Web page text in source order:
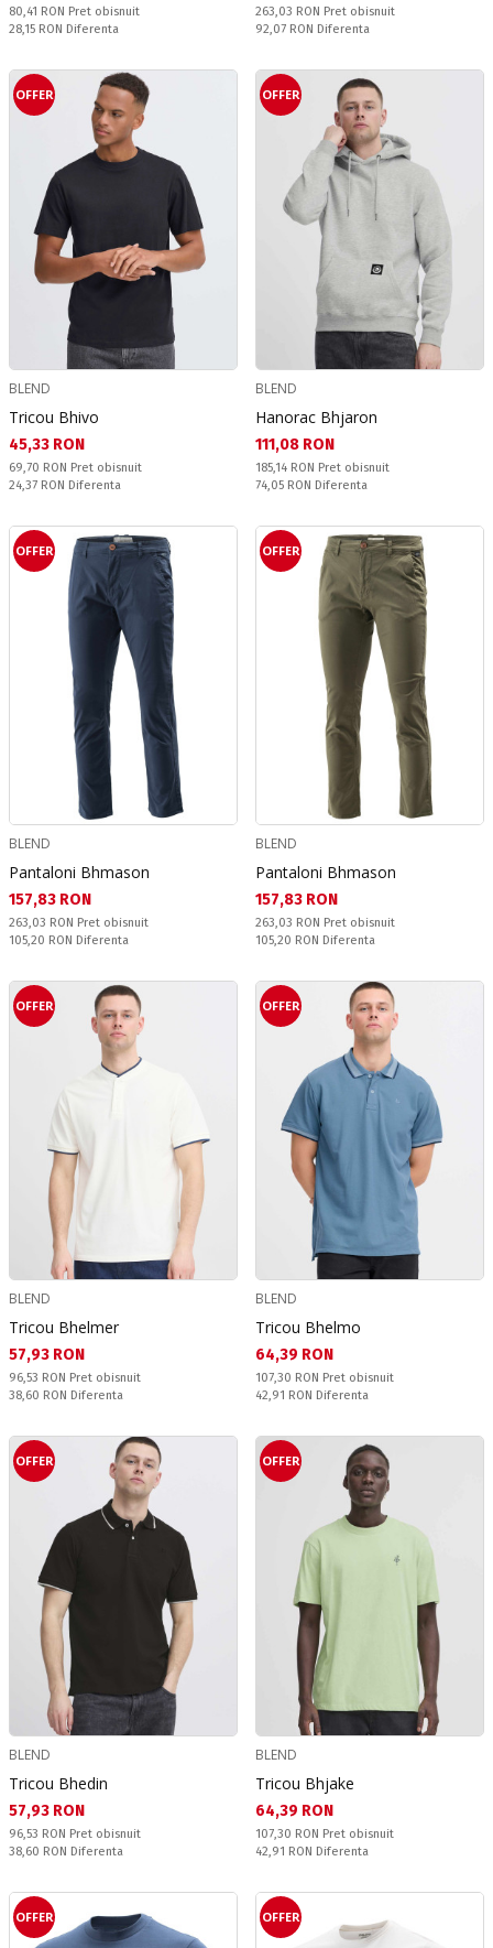
Pret obisnuit:
80,41 RON Pret obisnuit
Спестявате:
28,15 RON Diferenta
Pret obisnuit:
263,03 RON Pret obisnuit
Спестявате:
92,07 RON Diferenta
OFFER
BLEND
Tricou Bhivo
Текуща цена:
45,33 RON
Pret obisnuit:
69,70 RON Pret obisnuit
Спестявате:
24,37 RON Diferenta
OFFER
BLEND
Hanorac Bhjaron
Текуща цена:
111,08 RON
Pret obisnuit:
185,14 RON Pret obisnuit
Спестявате:
74,05 RON Diferenta
OFFER
BLEND
Pantaloni Bhmason
Текуща цена:
157,83 RON
Pret obisnuit:
263,03 RON Pret obisnuit
Спестявате:
105,20 RON Diferenta
OFFER
BLEND
Pantaloni Bhmason
Текуща цена:
157,83 RON
Pret obisnuit:
263,03 RON Pret obisnuit
Спестявате:
105,20 RON Diferenta
OFFER
BLEND
Tricou Bhelmer
Текуща цена:
57,93 RON
Pret obisnuit:
96,53 RON Pret obisnuit
Спестявате:
38,60 RON Diferenta
OFFER
BLEND
Tricou Bhelmo
Текуща цена:
64,39 RON
Pret obisnuit:
107,30 RON Pret obisnuit
Спестявате:
42,91 RON Diferenta
OFFER
BLEND
Tricou Bhedin
Текуща цена:
57,93 RON
Pret obisnuit:
96,53 RON Pret obisnuit
Спестявате:
38,60 RON Diferenta
OFFER
BLEND
Tricou Bhjake
Текуща цена:
64,39 RON
Pret obisnuit:
107,30 RON Pret obisnuit
Спестявате:
42,91 RON Diferenta
OFFER OFFER